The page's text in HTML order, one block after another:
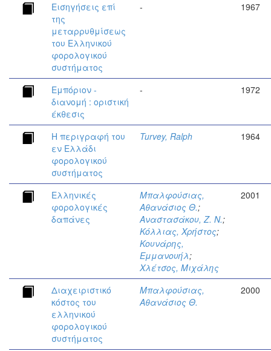
Εισηγήσεις επί
της
μεταρρυθμίσεως
του Ελληνικού
φορολογικού
συστήματος
- 1967
Εμπόριον -
διανομή : οριστική
έκθεσις
- 1972
Η περιγραφή του
εν Ελλάδι
φορολογικού
συστήματος
Turvey, Ralph 1964
Ελληνικές
φορολογικές
δαπάνες
Μπαλφούσιας,
Αθανάσιος Θ.;
Αναστασάκου, Ζ. Ν.;
Κόλλιας, Χρήστος;
Κουνάρης,
Εμμανουήλ;
Χλέτσος, Μιχάλης
2001
Διαχειριστικό
κόστος του
ελληνικού
φορολογικού
συστήματος
Μπαλφούσιας,
Αθανάσιος Θ.
2000